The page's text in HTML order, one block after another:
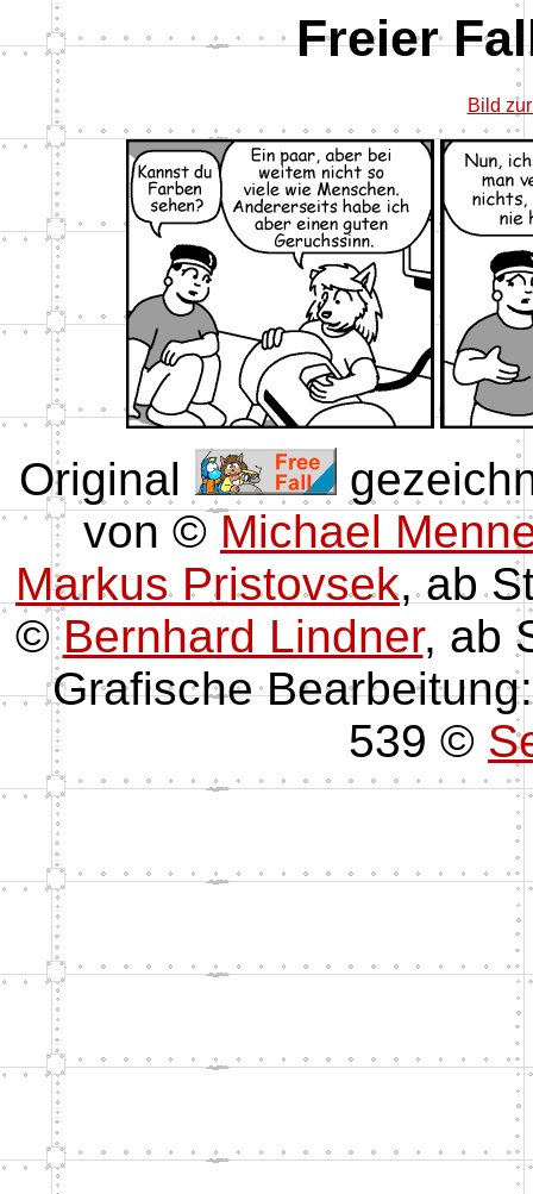
Freier
Bild
Original
von © Michael
Markus Pristovsek, ab
©Bernhard Lindner, ab
Grafische
539 ©